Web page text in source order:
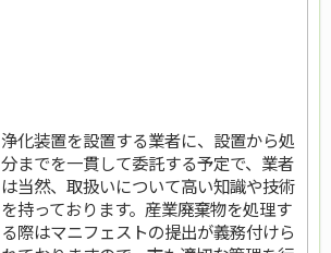
浄化装置を設置する業者に、設置から処
分までを一貫して委託する予定で、業者
は当然、取扱いについて高い知識や技術
を持っております。産業廃棄物を処理す
る際はマニフェストの提出が義務付けら